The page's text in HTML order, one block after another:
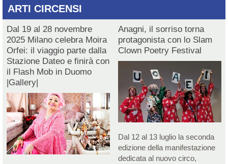
ARTI CIRCENSI
Dal 19 al 28 novembre
2025 Milano celebra Moira
Orfei: il viaggio parte dalla
Stazione Dateo e finirà con
il Flash Mob in Duomo
|Gallery|
Anagni, il sorriso torna
protagonista con lo Slam
Clown Poetry Festival
Dal 12 al 13 luglio la seconda
edizione della manifestazione
dedicata al nuovo circo,